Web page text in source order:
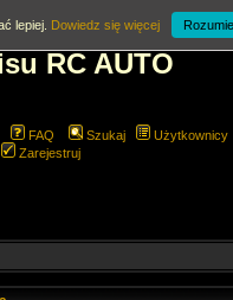
RC AUTO
FAQ Szukaj
Użytkownicy
Zarejestruj
lepiej. Dowiedz się więcej